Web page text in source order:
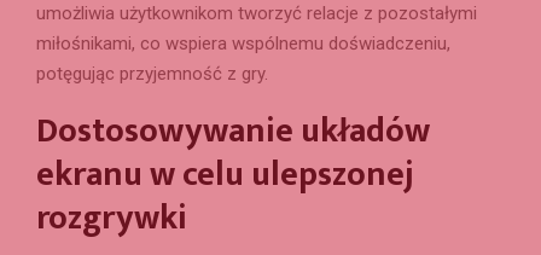
umożliwia użytkownikom tworzyć relacje z pozostałymi
miłośnikami, co wspiera wspólnemu doświadczeniu,
potęgując przyjemność z gry.
Dostosowywanie układów
ekranu w celu ulepszonej
rozgrywki